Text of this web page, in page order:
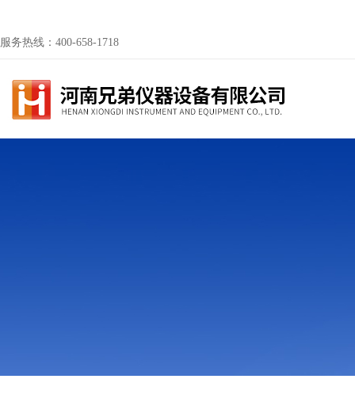
服务热线：400-658-1718